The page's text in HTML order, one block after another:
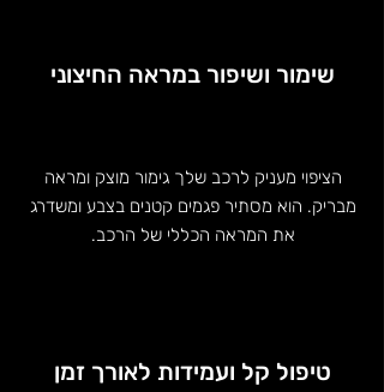
שימור ושיפור במראה החיצוני
הציפוי מעניק לרכב שלך גימור מוצק ומראה
מבריק. הוא מסתיר פגמים קטנים בצבע ומשדרג
את המראה הכללי של הרכב.
טיפול קל ועמידות לאורך זמן